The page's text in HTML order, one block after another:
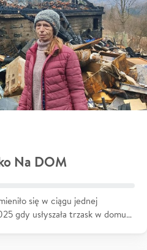
Na DOM
się w ciągu jednej
gdy usłyszała trzask w domu…